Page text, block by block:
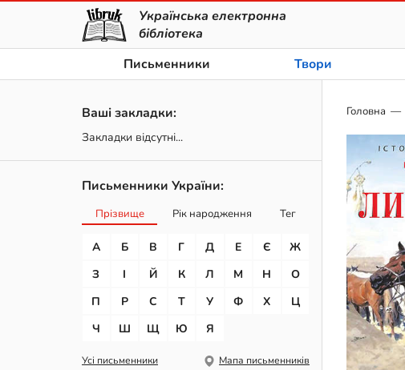
Українська електронна
бібліотека
Письменники Твори
Ваші закладки:
Закладки відсутні...
Письменники України:
Прізвище Рік народження Тег
А Б В Г Д Е Є
Ж
З
І Й К Л М Н
О
П
Р С Т У Ф Х
Ц
Ч
Ш Щ Ю Я
Усі письменники Мапа письменників
Головна